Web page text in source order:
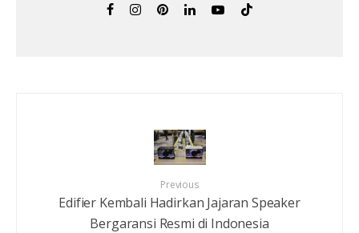
Previous
Edifier Kembali Hadirkan Jajaran Speaker
Bergaransi Resmi di Indonesia